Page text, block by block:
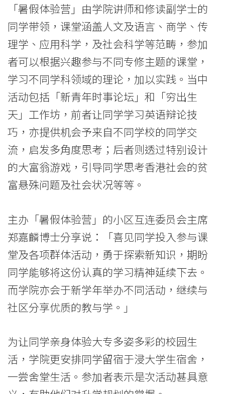
国
际
学
院
香
港
浸
会
大
学
「暑假体验营」由学院讲师和修读副学士的
同学带领，课堂涵盖人文及语言、商学、传
理学、应用科学，及社会科学等范畴，参加
者可以根据兴趣参与不同专修主题的课堂，
学习不同学科领域的理论，加以实践。当中
活动包括「新青年时事论坛」和「穷出生
天」工作坊，前者让同学学习英语辩论技
巧，亦提供机会予来自不同学校的同学交
流，启发多角度思考；后者则透过特别设计
的大富翁游戏，引导同学思考香港社会的贫
富悬殊问题及社会状况等等。
主办「暑假体验营」的小区互连委员会主席
郑嘉麟博士分享说：「喜见同学投入参与课
堂及各项群体活动，勇于探索新知识，期盼
同学能够将这份认真的学习精神延续下去。
而学院亦会于新学年举办不同活动，继续与
社区分享优质的教与学。」
为让同学亲身体验大专多姿多彩的校园生
活，学院更安排同学留宿于浸大学生宿舍，
一尝舍堂生活。参加者表示是次活动甚具意